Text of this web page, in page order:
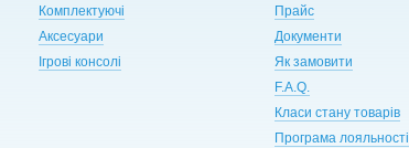
Комплектуючі
Аксесуари
Ігрові консолі
Прайс
Документи
Як замовити
F.A.Q.
Класи стану товарів
Програма лояльності